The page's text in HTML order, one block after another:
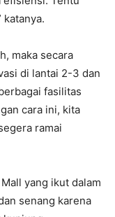
katanya.
maka secara
di lantai 2-3 dan
fasilitas
cara ini, kita
ramai
yang ikut dalam
senang karena